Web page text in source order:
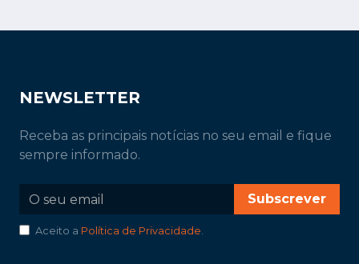
NEWSLETTER
Receba as principais notícias no seu email e fique
sempre informado.
Subscrever
Aceito a Política de Privacidade.